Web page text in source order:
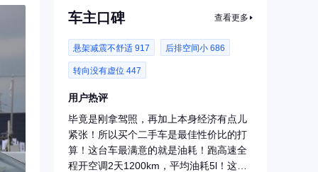
车主口碑 查看更多
悬架减震不舒适 917 后排空间小 686
转向没有虚位 447
用户热评
毕竟是刚拿驾照，再加上本身经济有点儿
紧张！所以买个二手车是最佳性价比的打
算！这台车最满意的就是油耗！跑高速全
程开空调2天1200km，平均油耗5l！这个